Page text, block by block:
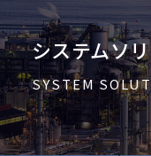
システムソ
SYSTEM